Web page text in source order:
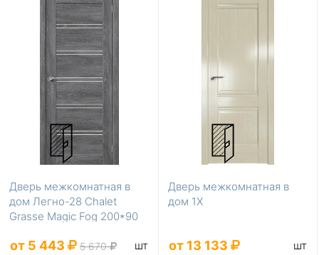
Дверь межкомнатная в
дом Легно-28 Chalet
Grasse Magic Fog 200*90
от 5 443 5 670 шт
Дверь межкомнатная в
дом 1X
от 13 133 шт